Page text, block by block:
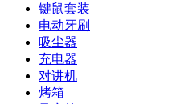
键鼠套装
电动牙刷
吸尘器
充电器
对讲机
烤箱